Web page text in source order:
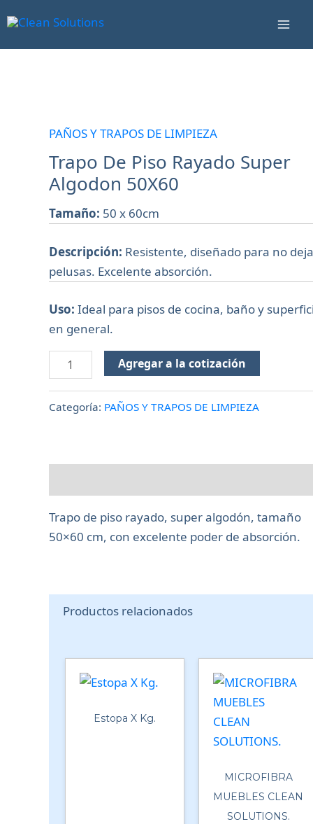
al
contenido
PAÑOS Y TRAPOS DE LIMPIEZA
Trapo De Piso Rayado Super
Algodon 50X60
Tamaño: 50 x 60cm
Descripción: Resistente, diseñado para no
pelusas. Excelente absorción.
Uso: Ideal para pisos de cocina, baño y
en general.
Piso
Super
Algodon
50X60
Agregar a la cotización
Categoría: PAÑOS Y TRAPOS DE LIMPIEZA
Trapo de piso rayado, super algodón, tamaño
50×60 cm, con excelente poder de absorción.
Productos relacionados
Estopa X Kg.
MICROFIBRA
MUEBLES CLEAN
SOLUTIONS.